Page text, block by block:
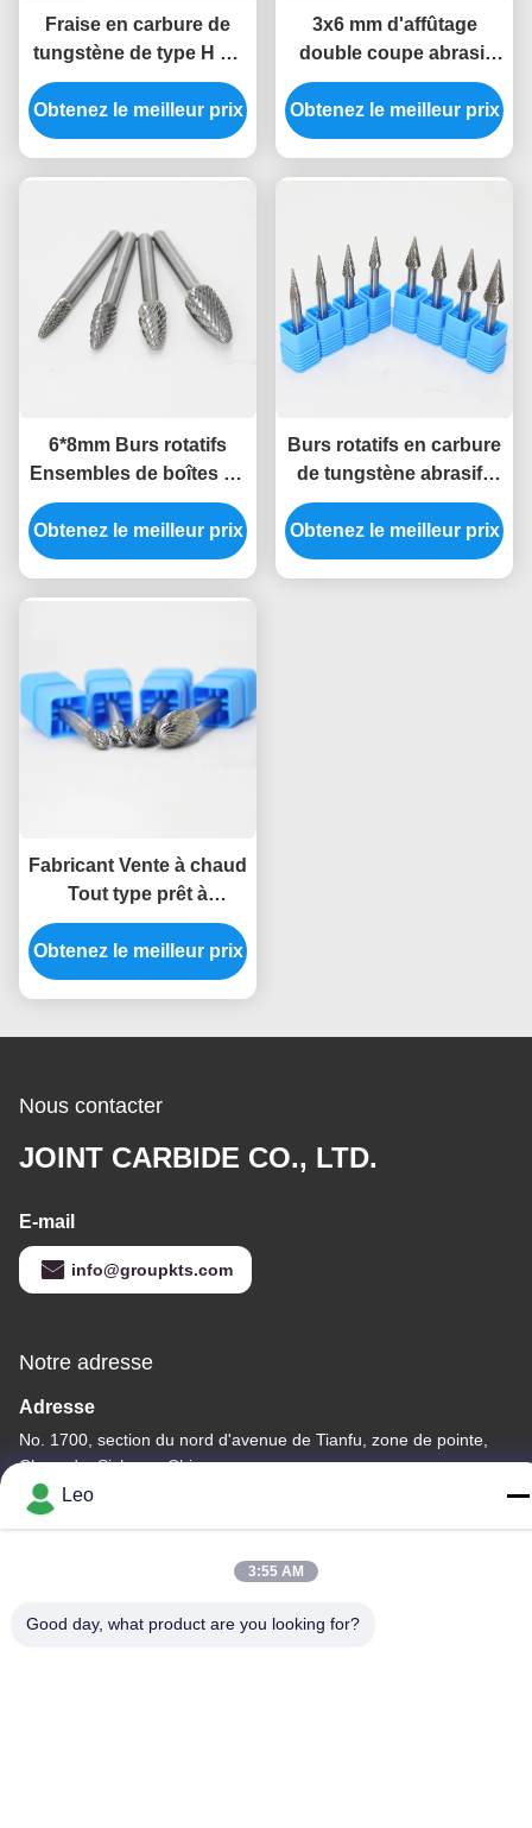
Fraise en carbure de
tungstène de type H en
forme de flamme,
disponible en
longueurs étendues de
Obtenez le meilleur prix
3x6 mm d'affûtage
double coupe abrasif
broyeur de broyeur de
morceaux de carbure
de tungstène cylindre
Obtenez le meilleur prix
6*8mm Burs rotatifs
Ensembles de boîtes en
plastique Package de
tubes Originaux solide
en forme d'arbre
Obtenez le meilleur prix
Burs rotatifs en carbure
de tungstène abrasifs
en forme de cône de
qualité YG7 Burs de
meulage en carbure
Obtenez le meilleur prix
Fabricant Vente à chaud
Tout type prêt à
expédier E Forme ovale
6 pouces de long
double coupe
Carbure cimenté Burrs
Obtenez le meilleur prix
Nous contacter
JOINT CARBIDE CO., LTD.
E-mail
info@groupkts.com
Notre adresse
Adresse
No. 1700, section du nord d'avenue de Tianfu, zone de pointe,
Chengdu, Sichuan, Chine
Télégramme
Leo
3:55 AM
Good day, what product are you looking for?